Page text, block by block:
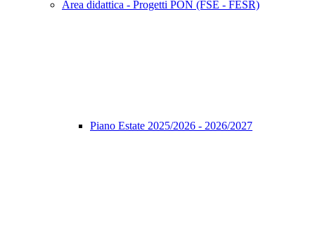
Area didattica - Progetti PON (FSE - FESR)
Piano Estate 2025/2026 - 2026/2027